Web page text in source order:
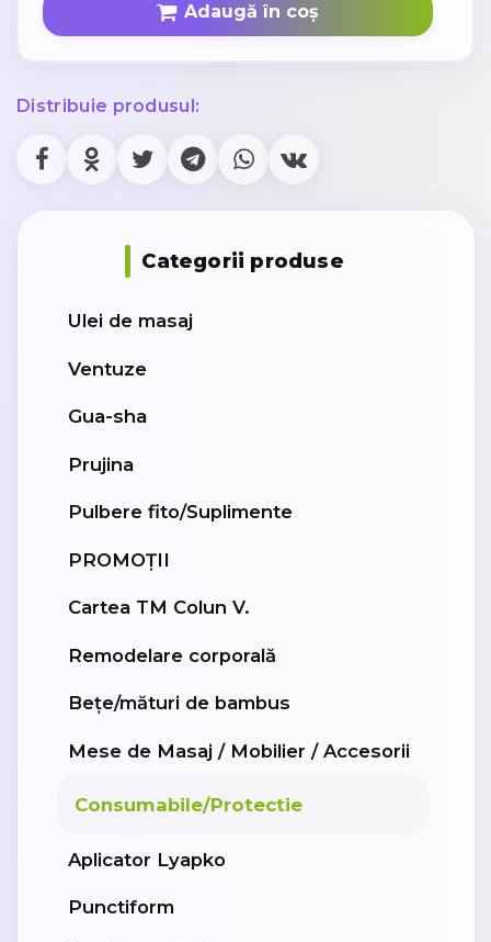
Adaugă în coș
Distribuie produsul:
Categorii produse
Ulei de masaj
Ventuze
Gua-sha
Prujina
Pulbere fito/Suplimente
PROMOȚII
Cartea TM Colun V.
Remodelare corporală
Bețe/mături de bambus
Mese de Masaj / Mobilier / Accesorii
Consumabile/Protectie
Aplicator Lyapko
Punctiform